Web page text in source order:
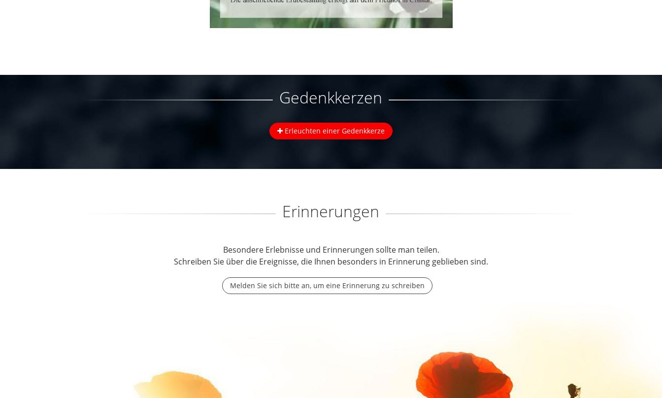
Gedenkkerzen
Erleuchten einer Gedenkkerze
Erinnerungen
Besondere Erlebnisse und Erinnerungen sollte man teilen.
Schreiben Sie über die Ereignisse, die Ihnen besonders in Erinnerung geblieben sind.
Melden Sie sich bitte an, um eine Erinnerung zu schreiben